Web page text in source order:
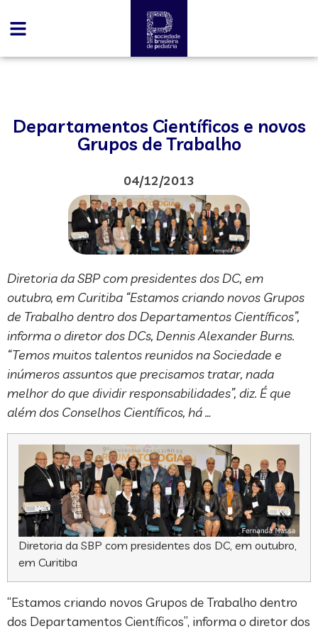
Departamentos Científicos e novos
Grupos de Trabalho
04/12/2013
Diretoria da SBP com presidentes dos DC, em
outubro, em Curitiba “Estamos criando novos Grupos
de Trabalho dentro dos Departamentos Científicos”,
informa o diretor dos DCs, Dennis Alexander Burns.
“Temos muitos talentos reunidos na Sociedade e
inúmeros assuntos que precisamos tratar, nada
melhor do que dividir responsabilidades”, diz. É que
além dos Conselhos Científicos, há …
Diretoria da SBP com presidentes dos DC, em outubro,
em Curitiba
“Estamos criando novos Grupos de Trabalho dentro
dos Departamentos Científicos”, informa o diretor dos